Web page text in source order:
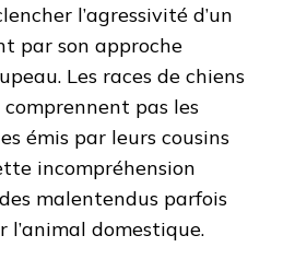
l’agressivité d’un
par son approche
Les races de chiens
pas les
émis par leurs cousins
incompréhension
malentendus parfois
domestique.